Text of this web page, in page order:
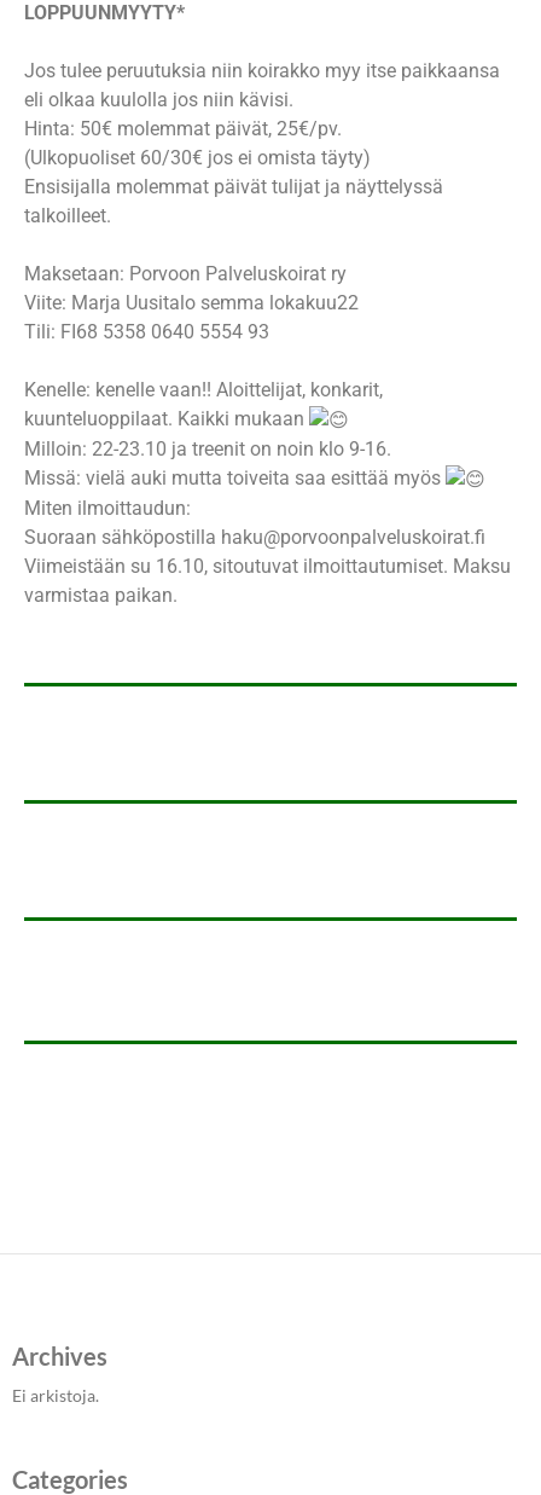
LOPPUUNMYYTY*
Jos tulee peruutuksia niin koirakko myy itse paikkaansa
eli olkaa kuulolla jos niin kävisi.
Hinta: 50€ molemmat päivät, 25€/pv.
(Ulkopuoliset 60/30€ jos ei omista täyty)
Ensisijalla molemmat päivät tulijat ja näyttelyssä
talkoilleet.
Maksetaan: Porvoon Palveluskoirat ry
Viite: Marja Uusitalo semma lokakuu22
Tili: FI68 5358 0640 5554 93
Kenelle: kenelle vaan!! Aloittelijat, konkarit,
kuunteluoppilaat. Kaikki mukaan
Milloin: 22-23.10 ja treenit on noin klo 9-16.
Missä: vielä auki mutta toiveita saa esittää myös
Miten ilmoittaudun:
Suoraan sähköpostilla haku@porvoonpalveluskoirat.fi
Viimeistään su 16.10, sitoutuvat ilmoittautumiset. Maksu
varmistaa paikan.
Archives
Ei arkistoja.
Categories